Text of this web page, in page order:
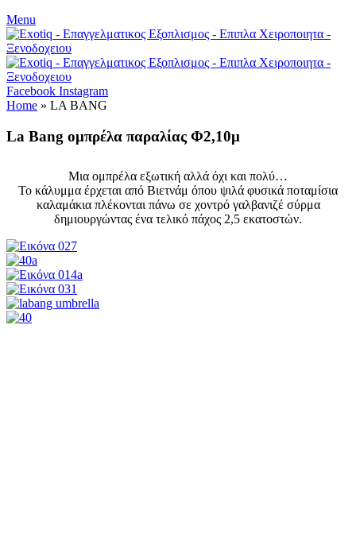
Menu
Facebook Instagram
Home » LA BANG
La Bang ομπρέλα παραλίας Φ2,10μ
Μια ομπρέλα εξωτική αλλά όχι και πολύ…
Το κάλυμμα έρχεται από Βιετνάμ όπου ψιλά φυσικά ποταμίσια
καλαμάκια πλέκονται πάνω σε χοντρό γαλβανιζέ σύρμα
δημιουργώντας ένα τελικό πάχος 2,5 εκατοστών.